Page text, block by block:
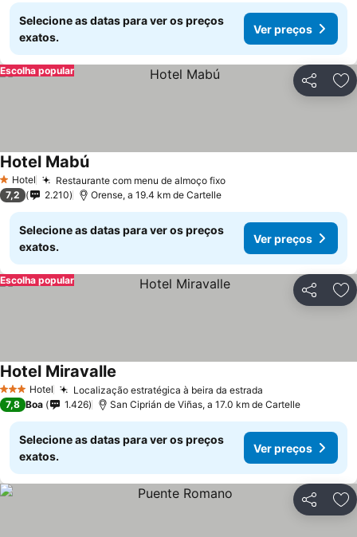
Selecione as datas para ver os preços
exatos.
Ver preços
Partilhar
Escolha popular
1 Estrelas
Hotel Restaurante com menu de almoço fixo
Hotel Mabú
7,2 2.210 Orense, a 19.4 km de Cartelle
Selecione as datas para ver os preços
exatos.
Ver preços
Partilhar
Escolha popular
3 EstrelasHotel Localização estratégica à beira da estrada
Hotel Miravalle
7,8 Boa 1.426 San Ciprián de Viñas, a 17.0 km de Cartelle
Selecione as datas para ver os preços
exatos.
Ver preços
Partilhar